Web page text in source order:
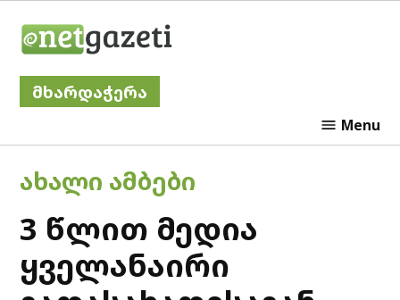
მხარდაჭერა
Menu
POSTED
ᲐᲮᲐᲚᲘ ᲐᲛᲑᲔᲑᲘ
3 წლით მედია
ყველანაირი